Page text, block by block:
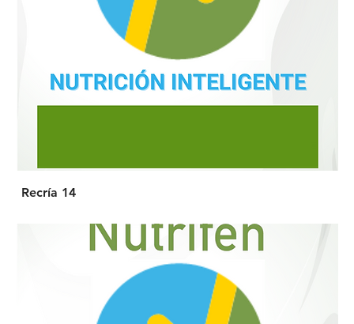
Recría 14